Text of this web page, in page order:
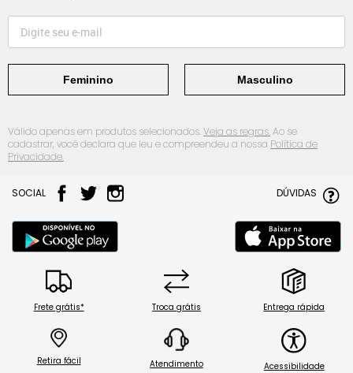
Feminino Masculino
Válido apenas em produtos selecionados.Veja as regras.Ao se
cadastrar, você declara que leu e compreendeu a nossa Política de
Privacidade.
SOCIAL DÚVIDAS
Frete grátis* Troca grátis Entrega rápida
Retira fácil Atendimento Acessibilidade